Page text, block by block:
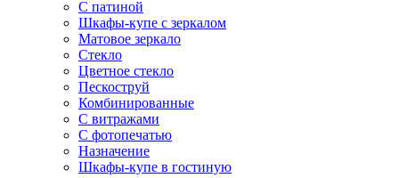
С патиной
Шкафы-купе с зеркалом
Матовое зеркало
Стекло
Цветное стекло
Пескоструй
Комбинированные
С витражами
С фотопечатью
Назначение
Шкафы-купе в гостиную